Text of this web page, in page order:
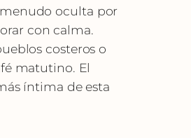
oculta por
con calma.
costeros o
matutino. El
íntima de esta